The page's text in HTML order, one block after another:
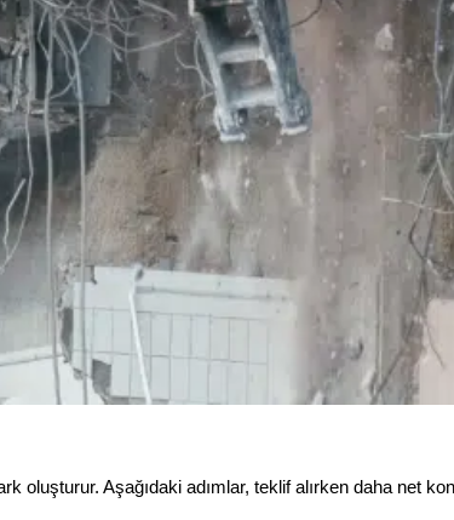
oluşturur. Aşağıdaki adımlar, teklif alırken daha net